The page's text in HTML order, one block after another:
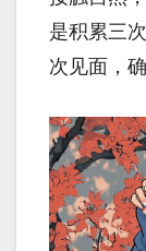
是积累三
次见面，